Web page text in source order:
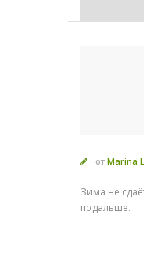
от Marina
Зима не
подальше.